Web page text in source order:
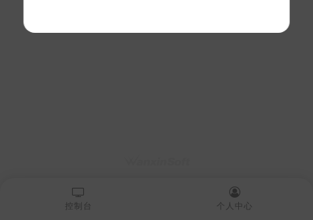
控制台 个人中心